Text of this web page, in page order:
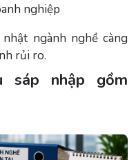
nghiệp
ngành nghề càng
rủi ro.
sáp nhập gồm